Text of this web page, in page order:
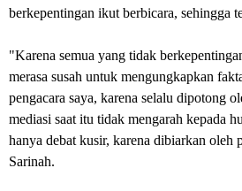
berkepentingan ikut berbicara, sehingga
"Karena semua yang tidak
merasa susah untuk mengungkapkan
pengacara saya, karena selalu dipotong
mediasi saat itu tidak mengarah kepada
hanya debat kusir, karena dibiarkan oleh
Sarinah.